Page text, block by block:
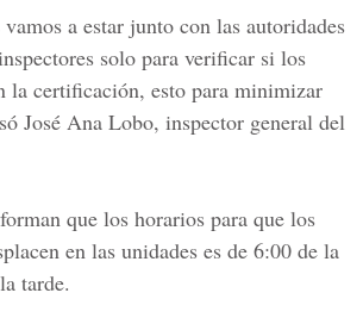
vamos a estar junto con las autoridades
solo para verificar si los
la certificación, esto para minimizar
José Ana Lobo, inspector general del
que los horarios para que los
en las unidades es de 6:00 de la
tarde.